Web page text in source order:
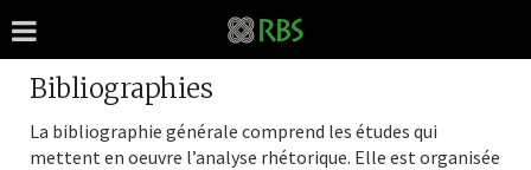
Bibliographies
La bibliographie générale comprend les études qui
mettent en oeuvre l’analyse rhétorique. Elle est organisée